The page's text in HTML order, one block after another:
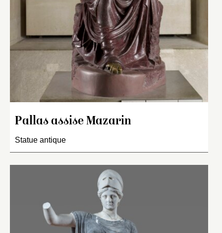
Pallas assise Mazarin
Statue antique